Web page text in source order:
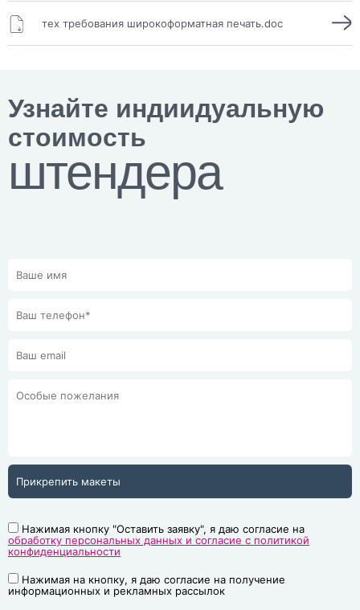
тех требования широкоформатная печать.doc
Узнайте индиидуальную
стоимость
штендера
Прикрепить макеты
Нажимая кнопку "Оставить заявку", я даю согласие на
обработку персональных данных и согласие с политикой
конфиденциальности
Нажимая на кнопку, я даю согласие на получение
информационных и рекламных рассылок